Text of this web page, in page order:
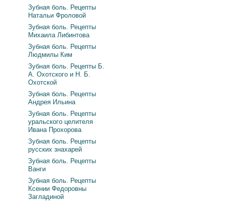
Зубная боль. Рецепты
Натальи Фроловой
Зубная боль. Рецепты
Михаила Либинтова
Зубная боль. Рецепты
Людмилы Ким
Зубная боль. Рецепты Б.
А. Охотского и Н. Б.
Охотской
Зубная боль. Рецепты
Андрея Ильина
Зубная боль. Рецепты
уральского целителя
Ивана Прохорова
Зубная боль. Рецепты
русских знахарей
Зубная боль. Рецепты
Ванги
Зубная боль. Рецепты
Ксении Федоровны
Загладиной